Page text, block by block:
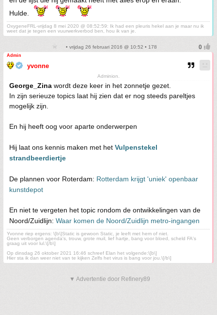
Hulde.
OxygeneFRL-vrijdag 8 mei 2020 @ 08:52:59: Ik had een pleuris hekel aan je maar nu ik
weet dat je tegen een vuurwerkverbod ben, hou ik van je.
• vrijdag 26 februari 2016 @ 10:52 • 178
Admin
yvonne
Adminion.
George_Zina wordt deze keer in het zonnetje gezet.
In zijn serieuze topics laat hij zien dat er nog steeds pareltjes
mogelijk zijn.
En hij heeft oog voor aparte onderwerpen
Hij laat ons kennis maken met het Vulpenstekel
strandbeerdiertje
De plannen voor Roterdam: Rotterdam krijgt 'uniek' openbaar
kunstdepot
En niet te vergeten het topic rondom de ontwikkelingen van de
Noord/Zuidlijn: Waar komen de Noord/Zuidlijn metro-ingangen
Yvonne riep ergens: \[b\]Static is gewoon Static, je leeft met hem of niet.
Geen verborgen agenda's, trouw, grote muil, lief hartje, bang voor bloed, scheld FA's
graag uit voor lul.\[/b\]
Op dinsdag 26 oktober 2021 16:46 schreef Elan het volgende:\[b\]
Hier sta ik dan weer niet van te kijken Zelfs het virus is bang voor jou.\[/b\]
▼ Advertentie door Refinery89